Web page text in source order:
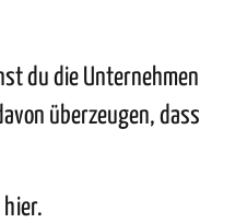
du die Unternehmen
überzeugen, dass
hier.